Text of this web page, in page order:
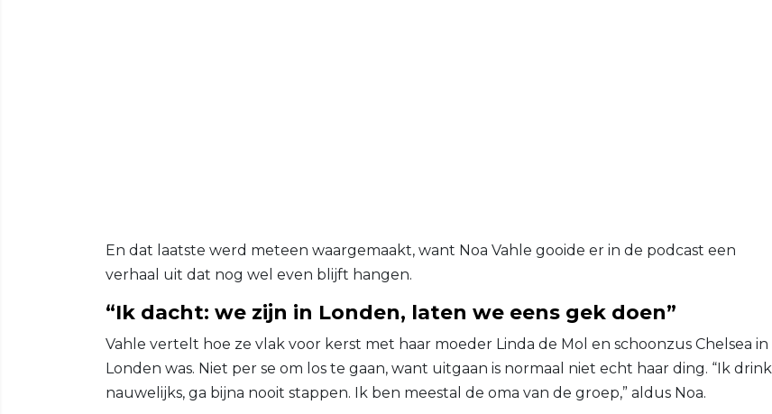
En dat laatste werd meteen waargemaakt, want Noa Vahle gooide er in de podcast een
verhaal uit dat nog wel even blijft hangen.
“Ik dacht: we zijn in Londen, laten we eens gek doen”
Vahle vertelt hoe ze vlak voor kerst met haar moeder Linda de Mol en schoonzus Chelsea in
Londen was. Niet per se om los te gaan, want uitgaan is normaal niet echt haar ding. “Ik drink
nauwelijks, ga bijna nooit stappen. Ik ben meestal de oma van de groep,” aldus Noa.